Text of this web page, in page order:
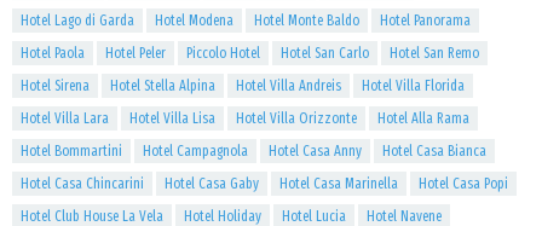
Hotel Lago di Garda
Hotel Modena Hotel Monte Baldo
Hotel Panorama
Hotel Paola
Hotel Peler Piccolo Hotel Hotel San Carlo
Hotel San Remo
Hotel Sirena
Hotel Stella Alpina Hotel Villa Andreis
Hotel Villa Florida
Hotel Villa Lara
Hotel Villa Lisa Hotel Villa Orizzonte
Hotel Alla Rama
Hotel Bommartini
Hotel Campagnola Hotel Casa Anny
Hotel Casa Bianca
Hotel Casa Chincarini
Hotel Casa Gaby Hotel Casa Marinella
Hotel Casa Popi
Hotel Club House La Vela
Hotel Holiday Hotel Lucia
Hotel Navene